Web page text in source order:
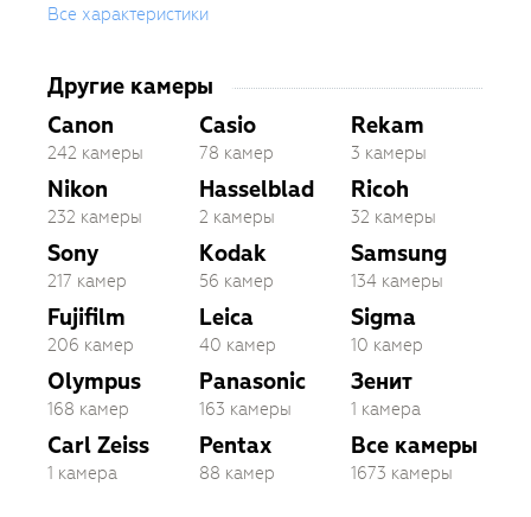
Все характеристики
Другие камеры
Canon
242 камеры
Nikon
232 камеры
Sony
217 камер
Fujifilm
206 камер
Olympus
168 камер
Carl Zeiss
1 камера
Casio
78 камер
Hasselblad
2 камеры
Kodak
56 камер
Leica
40 камер
Panasonic
163 камеры
Pentax
88 камер
Rekam
3 камеры
Ricoh
32 камеры
Samsung
134 камеры
Sigma
10 камер
Зенит
1 камера
Все камеры
1673 камеры